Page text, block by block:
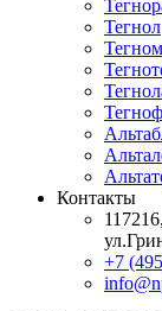
Тегнол
Контакты
+7